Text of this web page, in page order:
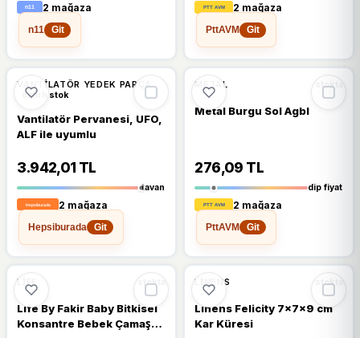
2 mağaza
n11
Git
2 mağaza
PttAVM
Git
VANTILATÖR YEDEK PARÇA
sınırlı stok
Vantilatör Pervanesi, UFO,
ALF ile uyumlu
3.942,01 TL
tavan
2 mağaza
Hepsiburada
Git
%28 %28 DÜŞTÜ
METAL stokta
Metal Burgu Sol Agbl
276,09 TL
dip fiyat
2 mağaza
PttAVM
Git
%70 %70 DÜŞTÜ
LIFE stokta
Life By Fakir Baby Bitkisel
Konsantre Bebek Çamaşır
%56 %56 DÜŞTÜ
LINENS stokta
Linens Felicity 7x7x9 cm
Kar Küresi